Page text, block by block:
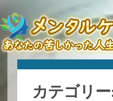
カテゴリ